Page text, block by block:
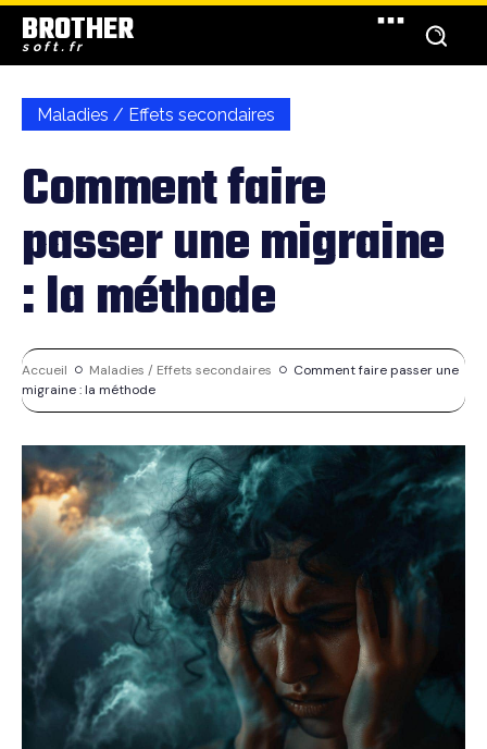
BROTHER
soft.fr
Maladies / Effets secondaires
Comment faire
passer une migraine
: la méthode
Accueil Maladies / Effets secondaires
Comment faire passer une
migraine : la méthode